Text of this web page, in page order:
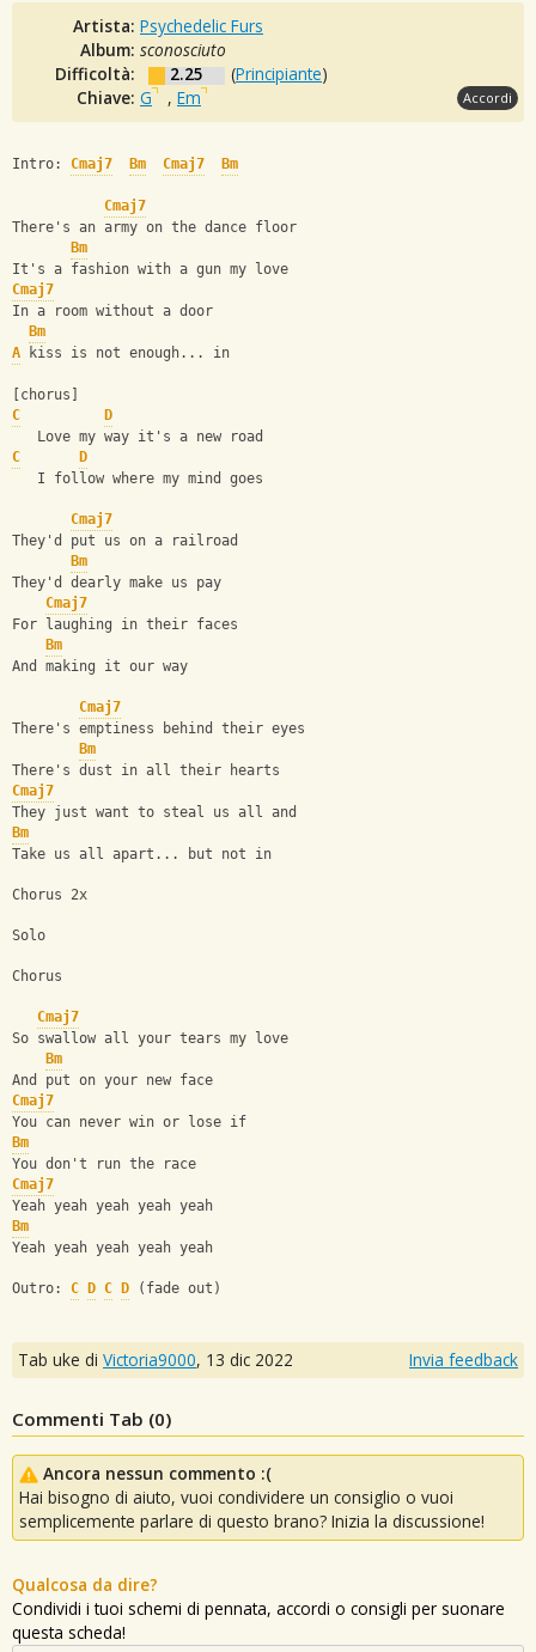
Artista: Psychedelic Furs
Album: sconosciuto
Difficoltà:
2.25 (Principiante)
Chiave: G , Em Accordi
Intro: Cmaj7 Bm Cmaj7 Bm
Cmaj7
There's an army on the dance floor
Bm
It's a fashion with a gun my love
Cmaj7
In a room without a door
Bm
A kiss is not enough... in
[chorus]
C
D
   Love my way it's a new road
C
D
   I follow where my mind goes
Cmaj7
They'd put us on a railroad
Bm
They'd dearly make us pay
Cmaj7
For laughing in their faces
Bm
And making it our way
Cmaj7
There's emptiness behind their eyes
Bm
There's dust in all their hearts
Cmaj7
They just want to steal us all and
Bm
Take us all apart... but not in
Chorus 2x
Solo
Chorus
Cmaj7
So swallow all your tears my love
Bm
And put on your new face
Cmaj7
You can never win or lose if
Bm
You don't run the race
Cmaj7
Yeah yeah yeah yeah yeah
Bm
Yeah yeah yeah yeah yeah
Outro: C D C D (fade out)
Tab uke di Victoria9000, 13 dic 2022 Invia feedback
Commenti Tab (0)
Ancora nessun commento :(
Hai bisogno di aiuto, vuoi condividere un consiglio o vuoi
semplicemente parlare di questo brano? Inizia la discussione!
Qualcosa da dire?
Condividi i tuoi schemi di pennata, accordi o consigli per suonare
questa scheda!